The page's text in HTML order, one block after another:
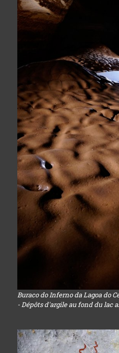
Buraco do Inferno da Lagoa do
- Dépôts d'argile au fond du lac